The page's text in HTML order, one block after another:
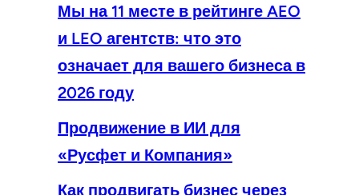
Мы на 11 месте в рейтинге AEO
и LEO агентств: что это
означает для вашего бизнеса в
2026 году
Продвижение в ИИ для
«Русфет и Компания»
Как продвигать бизнес через